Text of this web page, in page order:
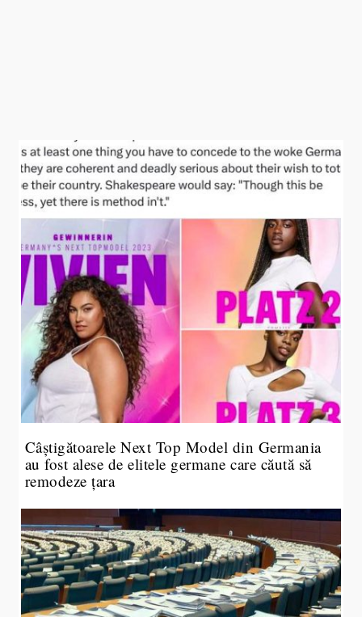
Câștigătoarele Next Top Model din Germania
au fost alese de elitele germane care căută să
remodeze țara